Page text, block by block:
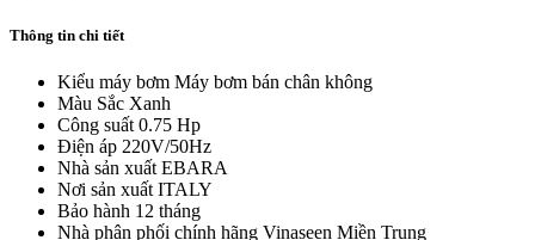
Thông tin chi tiết
Kiểu máy bơm Máy bơm bán chân không
Màu Sắc Xanh
Công suất 0.75 Hp
Điện áp 220V/50Hz
Nhà sản xuất EBARA
Nơi sản xuất ITALY
Bảo hành 12 tháng
Nhà phân phối chính hãng Vinaseen Miền Trung